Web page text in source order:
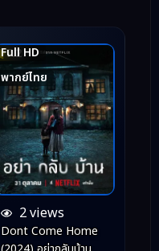
Full HD
พากย์ไทย
7.2
2 views
Dont Come Home